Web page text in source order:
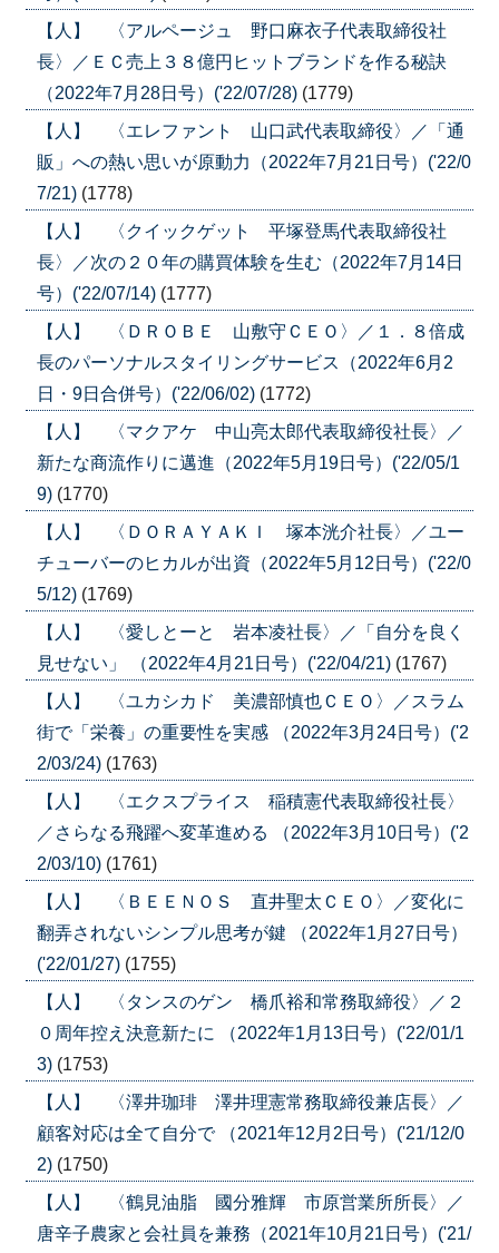
【人】 〈アルページュ 野口麻衣子代表取締役社
長〉／ＥＣ売上３８億円ヒットブランドを作る秘訣
（2022年7月28日号）('22/07/28) (1779)
【人】 〈エレファント 山口武代表取締役〉／「通
販」への熱い思いが原動力（2022年7月21日号）('22/0
7/21) (1778)
【人】 〈クイックゲット 平塚登馬代表取締役社
長〉／次の２０年の購買体験を生む（2022年7月14日
号）('22/07/14) (1777)
【人】 〈ＤＲＯＢＥ 山敷守ＣＥＯ〉／１．８倍成
長のパーソナルスタイリングサービス（2022年6月2
日・9日合併号）('22/06/02) (1772)
【人】 〈マクアケ 中山亮太郎代表取締役社長〉／
新たな商流作りに邁進（2022年5月19日号）('22/05/1
9) (1770)
【人】 〈ＤＯＲＡＹＡＫＩ 塚本洸介社長〉／ユー
チューバーのヒカルが出資（2022年5月12日号）('22/0
5/12) (1769)
【人】 〈愛しとーと 岩本凌社長〉／「自分を良く
見せない」 （2022年4月21日号）('22/04/21) (1767)
【人】 〈ユカシカド 美濃部慎也ＣＥＯ〉／スラム
街で「栄養」の重要性を実感 （2022年3月24日号）('2
2/03/24) (1763)
【人】 〈エクスプライス 稲積憲代表取締役社長〉
／さらなる飛躍へ変革進める （2022年3月10日号）('2
2/03/10) (1761)
【人】 〈ＢＥＥＮＯＳ 直井聖太ＣＥＯ〉／変化に
翻弄されないシンプル思考が鍵 （2022年1月27日号）
('22/01/27) (1755)
【人】 〈タンスのゲン 橋爪裕和常務取締役〉／２
０周年控え決意新たに （2022年1月13日号）('22/01/1
3) (1753)
【人】 〈澤井珈琲 澤井理憲常務取締役兼店長〉／
顧客対応は全て自分で （2021年12月2日号）('21/12/0
2) (1750)
【人】 〈鶴見油脂 國分雅輝 市原営業所所長〉／
唐辛子農家と会社員を兼務（2021年10月21日号）('21/